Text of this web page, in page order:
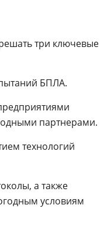
три ключевые
БПЛА.
партнерами.
технологий
а также
условиям